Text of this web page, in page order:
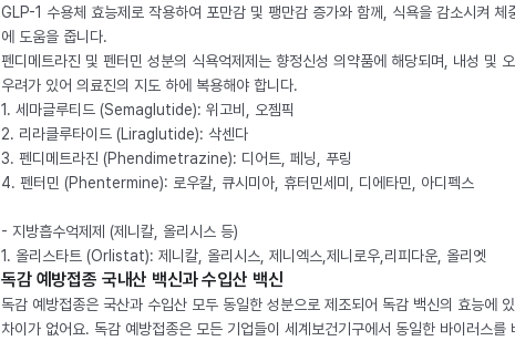
GLP-1 수용체 효능제로 작용하여 포만감 및 팽만감 증가와 함께, 식욕을 감소시켜 체
에 도움을 줍니다.
펜디메트라진 및 펜터민 성분의 식욕억제제는 향정신성 의약품에 해당되며, 내성 및
우려가 있어 의료진의 지도 하에 복용해야 합니다.
1. 세마글루티드 (Semaglutide): 위고비, 오젬픽
2. 리라클루타이드 (Liraglutide): 삭센다
3. 펜디메트라진 (Phendimetrazine): 디어트, 페닝, 푸링
4. 펜터민 (Phentermine): 로우칼, 큐시미아, 휴터민세미, 디에타민, 아디펙스
- 지방흡수억제제 (제니칼, 올리시스 등)
1. 올리스타트 (Orlistat): 제니칼, 올리시스, 제니엑스,제니로우,리피다운, 올리엣
독감 예방접종 국내산 백신과 수입산 백신
독감 예방접종은 국산과 수입산 모두 동일한 성분으로 제조되어 독감 백신의 효능에
차이가 없어요. 독감 예방접종은 모든 기업들이 세계보건기구에서 동일한 바이러스를